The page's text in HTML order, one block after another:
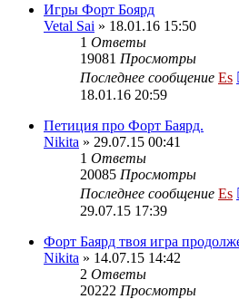
Игры Форт Боярд
Vetal Sai » 18.01.16 15:50
1 Ответы
19081 Просмотры
Последнее сообщение Es
18.01.16 20:59
Петиция про Форт Баярд.
Nikita » 29.07.15 00:41
1 Ответы
20085 Просмотры
Последнее сообщение Es
29.07.15 17:39
Форт Баярд твоя игра
Nikita » 14.07.15 14:42
2 Ответы
20222 Просмотры